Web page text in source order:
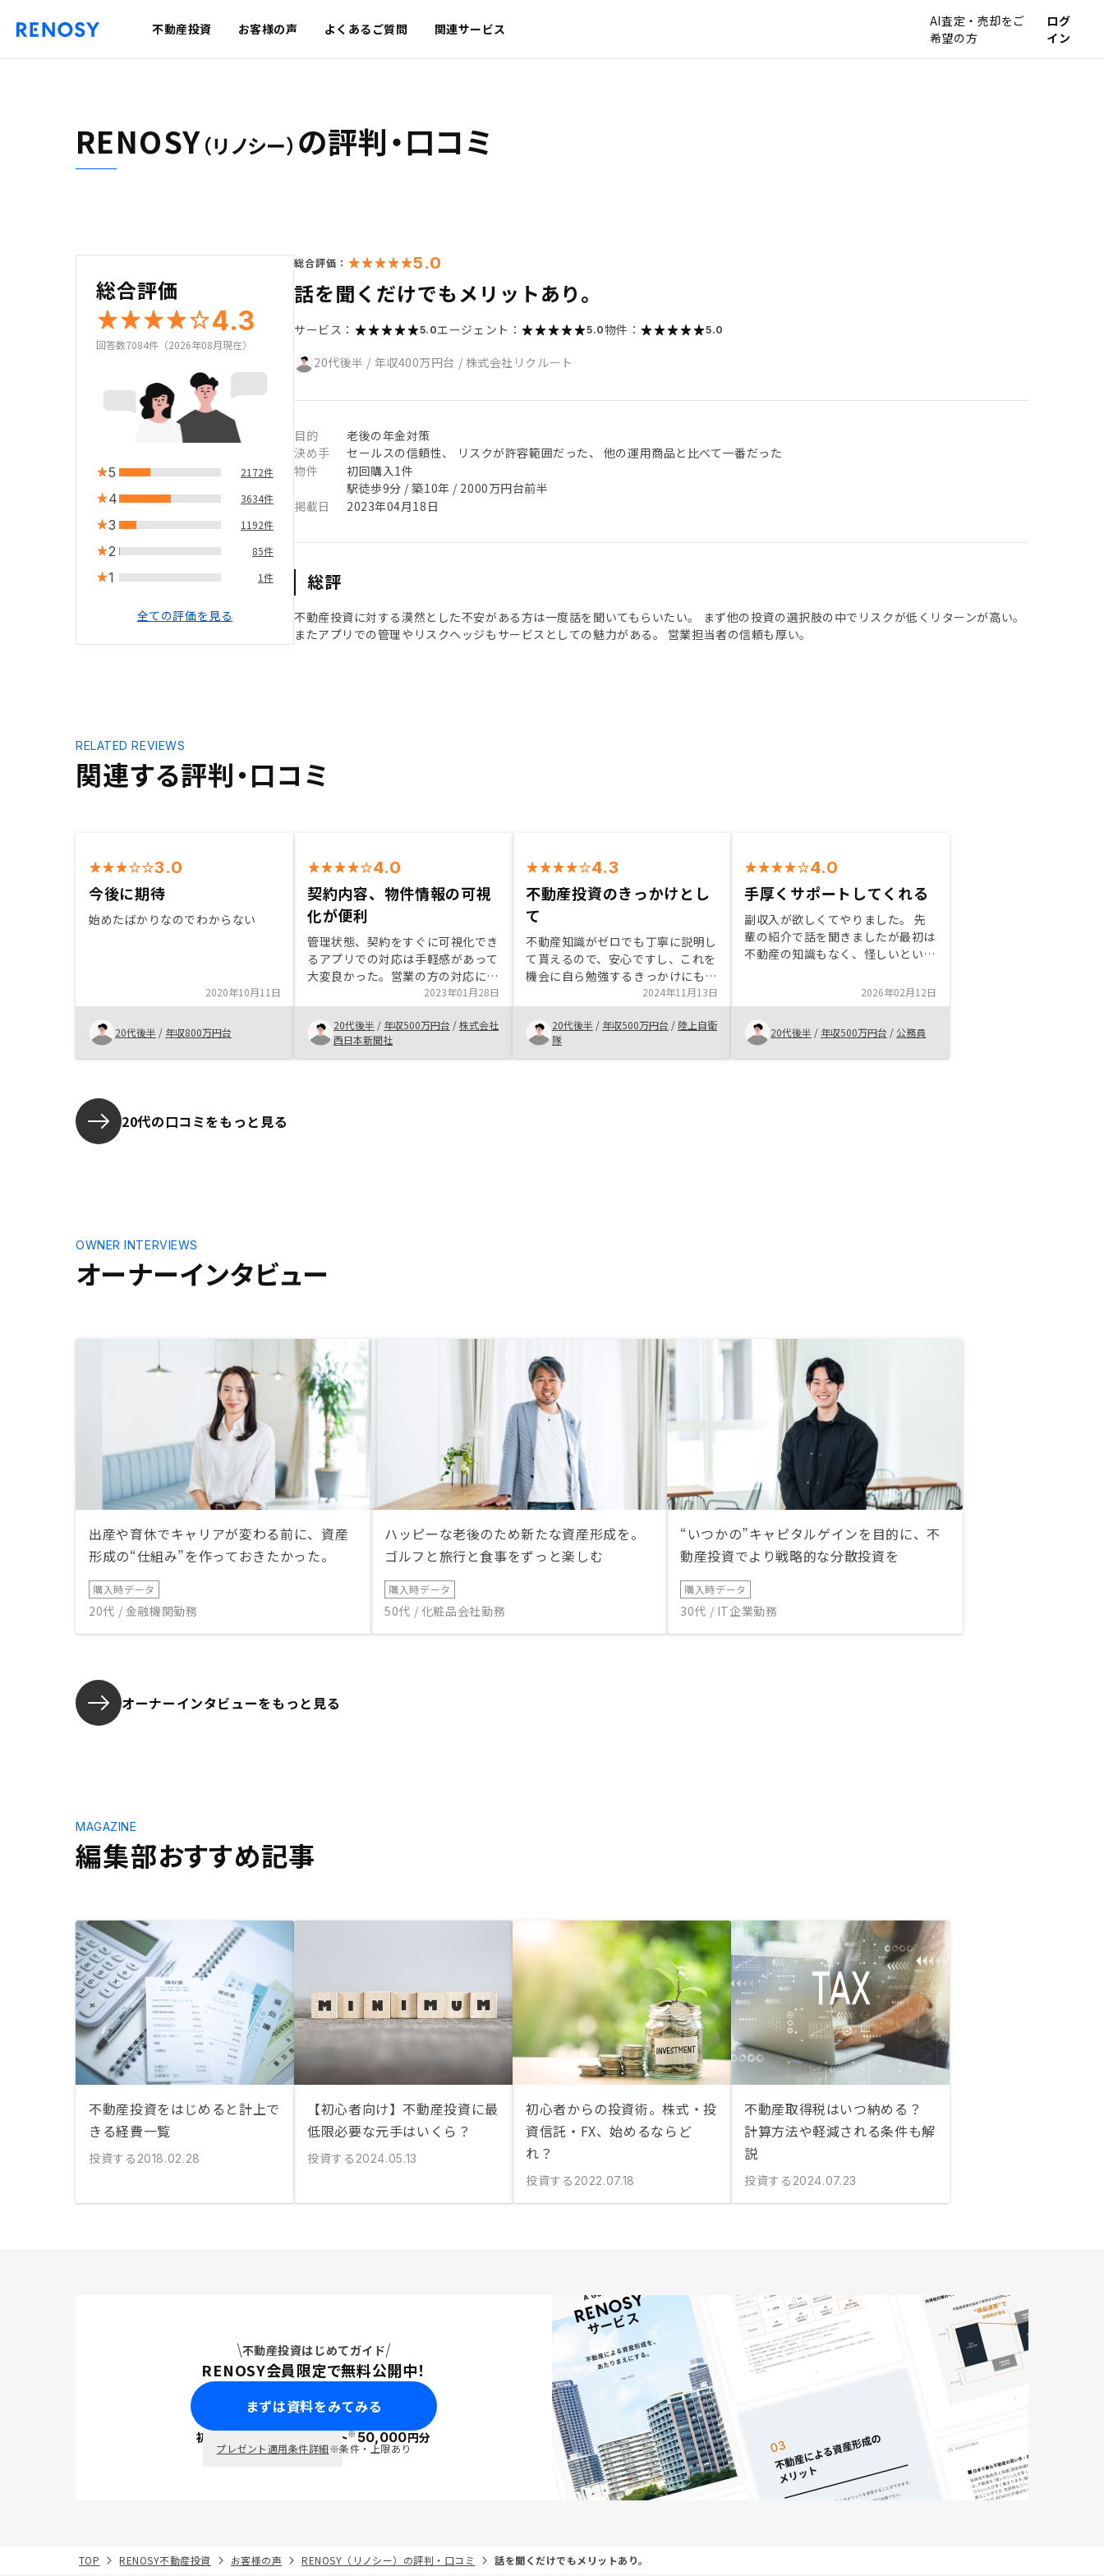
不動産投資 お客様の声 よくあるご質問 関連サービス
AI査定・売却をご
希望の方
ログ
イン
RENOSY（リノシー） の評判・口コミ
総合評価
4.3
回答数7084件（2026年08月現在）
5 2172件
4 3634件
3 1192件
2 85件
1 1件
全ての評価を見る
総合評価： 5.0
話を聞くだけでもメリットあり。
サービス： 5.0エージェント： 5.0物件： 5.0
20代後半 / 年収400万円台 / 株式会社リクルート
目的
老後の年金対策
決め手
セールスの信頼性、 リスクが許容範囲だった、 他の運用商品と比べて一番だった
物件
初回購入1件
駅徒歩9分 / 築10年 / 2000万円台前半
掲載日
2023年04月18日
総評
不動産投資に対する漠然とした不安がある方は一度話を聞いてもらいたい。 まず他の投資の選択肢の中でリスクが低くリターンが高い。
またアプリでの管理やリスクヘッジもサービスとしての魅力がある。 営業担当者の信頼も厚い。
関連する評判・口コミ
RELATED REVIEWS
3.0
今後に期待
始めたばかりなのでわからない
2020年10月11日
20代後半 / 年収800万円台
4.0
契約内容、物件情報の可視
化が便利
管理状態、契約をすぐに可視化でき
るアプリでの対応は手軽感があって
大変良かった。営業の方の対応にも
満足です。こちらの資産状況や、将
来のライフプランに応じて、無理な
提案をしてこられることがなかった
ので親身になって相談に乗ってくれ
ている気がした。
2023年01月28日
20代後半 / 年収500万円台 /株式会社
西日本新聞社
4.3
不動産投資のきっかけとし
て
不動産知識がゼロでも丁寧に説明し
て貰えるので、安心ですし、これを
機会に自ら勉強するきっかけにもな
っかけとしてはリノシーの紹介はい
いと思います。 元々契約するつも
りだったので、丁寧な説明が長く感
じはした。
2024年11月13日
20代後半 / 年収500万円台 / 陸上自衛
隊
4.0
手厚くサポートしてくれる
副収入が欲しくてやりました。 先
輩の紹介で話を聞きましたが最初は
不動産の知識もなく、怪しいという
面談を重ねていくうちにやっても良
いかと思うようになりました。 ま
だ買ったばかりなので分かりません
が今後に期待です
2026年02月12日
20代後半 / 年収500万円台 / 公務員
20代の口コミをもっと見る
オーナーインタビュー
OWNER INTERVIEWS
出産や育休でキャリアが変わる前に、資産
形成の“仕組み”を作っておきたかった。
購入時データ
20代 / 金融機関勤務
ハッピーな老後のため新たな資産形成を。
ゴルフと旅行と食事をずっと楽しむ
購入時データ
50代 / 化粧品会社勤務
“いつかの”キャピタルゲインを目的に、不
動産投資でより戦略的な分散投資を
購入時データ
30代 / IT企業勤務
オーナーインタビューをもっと見る
編集部おすすめ記事
MAGAZINE
不動産投資をはじめると計上で
きる経費一覧
投資する 2018.02.28
【初心者向け】不動産投資に最
低限必要な元手はいくら？
投資する 2024.05.13
初心者からの投資術。株式・投
資信託・FX、始めるならど
れ？
投資する 2022.07.18
不動産取得税はいつ納める？
計算方法や軽減される条件も解
説
投資する 2024.07.23
不動産投資はじめてガイド
RENOSY会員限定で無料公開中！
まずは資料をみてみる
初回面談で ポイント※50,000円分
プレゼント適用条件詳細※条件・上限あり
TOP RENOSY不動産投資 お客様の声 RENOSY（リノシー）の評判・口コミ 話を聞くだけでもメリットあり。